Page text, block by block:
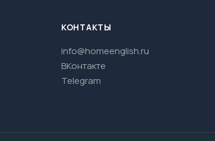
КОНТАКТЫ
info@homeenglish.ru
ВКонтакте
Telegram